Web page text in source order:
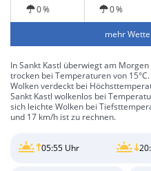
0 % 0 %
mehr
In Sankt Kastl überwiegt am
trocken bei Temperaturen von
Wolken verdeckt bei
Sankt Kastl wolkenlos bei
sich leichte Wolken bei
und 17 km/h ist zu rechnen.
05:55 Uhr